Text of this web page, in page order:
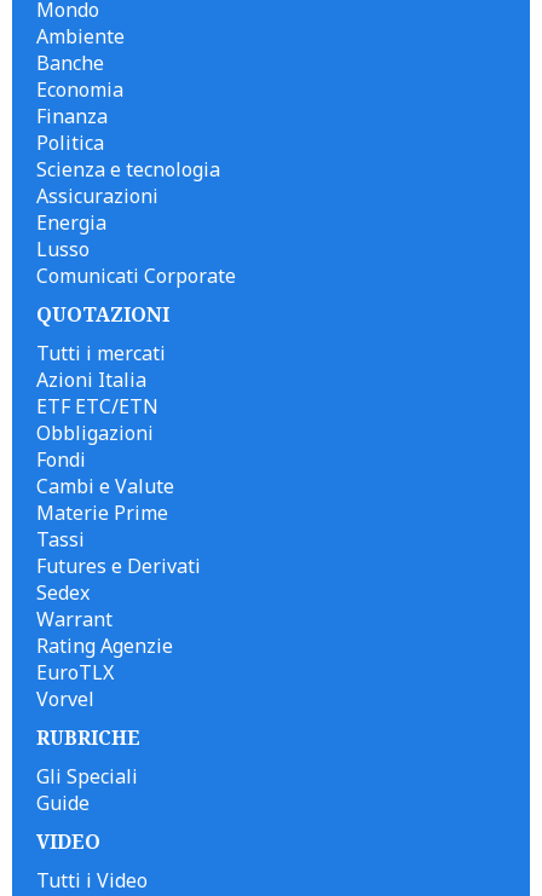
Mondo
Ambiente
Banche
Economia
Finanza
Politica
Scienza e tecnologia
Assicurazioni
Energia
Lusso
Comunicati Corporate
QUOTAZIONI
Tutti i mercati
Azioni Italia
ETF ETC/ETN
Obbligazioni
Fondi
Cambi e Valute
Materie Prime
Tassi
Futures e Derivati
Sedex
Warrant
Rating Agenzie
EuroTLX
Vorvel
RUBRICHE
Gli Speciali
Guide
VIDEO
Tutti i Video